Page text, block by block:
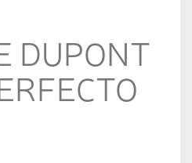
DUPONT